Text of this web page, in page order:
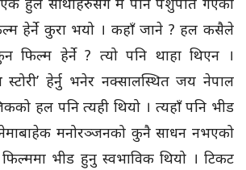
हेर्ने कुरा भयो । कहाँ जाने ? हल कसैले
फिल्म हेर्ने ? त्यो पनि थाहा थिएन ।
स्टोरी’ हेर्नु भनेर नक्सालस्थित जय नेपाल
हल पनि त्यही थियो । त्यहाँ पनि भीड
मनोरञ्जनको कुनै साधन नभएको
भीड हुनु स्वभाविक थियो । टिकट